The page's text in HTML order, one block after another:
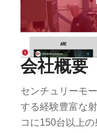
会社概要
センチュリーモ
する経験豊富な
コに150台以上